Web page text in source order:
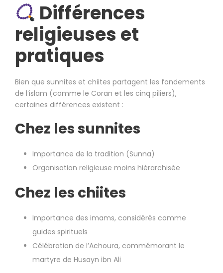
Différences
religieuses et
pratiques
Bien que sunnites et chiites partagent les fondements
de l’islam (comme le Coran et les cinq piliers),
certaines différences existent :
Chez les sunnites
Importance de la tradition (Sunna)
Organisation religieuse moins hiérarchisée
Chez les chiites
Importance des imams, considérés comme
guides spirituels
Célébration de l’Achoura, commémorant le
martyre de Husayn ibn Ali